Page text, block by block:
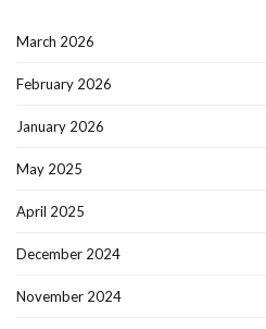
March 2026
February 2026
January 2026
May 2025
April 2025
December 2024
November 2024